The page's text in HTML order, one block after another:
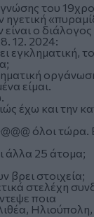
του
ηγετική
ο διάλογος
12. 2024:
εγκληματική,
είμαι.
έχω και την
όλοι
άλλα 25 άτομα;
βρει στοιχεία;
στελέχη
ποια
Ηλιούπολη,